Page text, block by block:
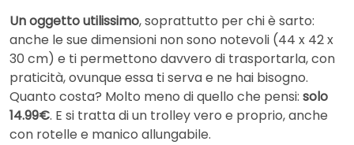
Un oggetto utilissimo, soprattutto per chi è sarto:
anche le sue dimensioni non sono notevoli (44 x 42 x
30 cm) e ti permettono davvero di trasportarla, con
praticità, ovunque essa ti serva e ne hai bisogno.
Quanto costa? Molto meno di quello che pensi: solo
14.99€. E si tratta di un trolley vero e proprio, anche
con rotelle e manico allungabile.